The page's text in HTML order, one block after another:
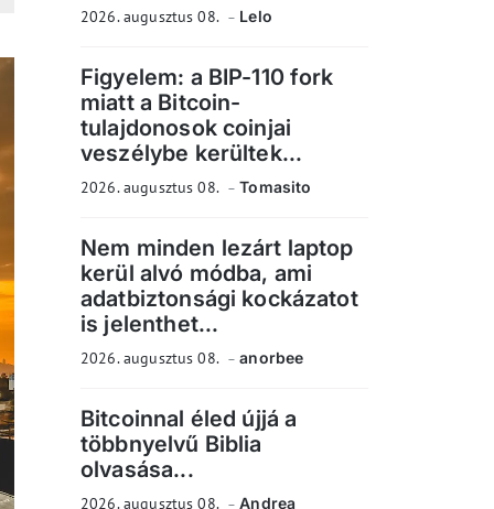
2026. augusztus 08. Lelo
Figyelem: a BIP-110 fork
miatt a Bitcoin-
tulajdonosok coinjai
veszélybe kerültek...
2026. augusztus 08. Tomasito
Nem minden lezárt laptop
kerül alvó módba, ami
adatbiztonsági kockázatot
is jelenthet...
2026. augusztus 08. anorbee
Bitcoinnal éled újjá a
többnyelvű Biblia
olvasása...
2026. augusztus 08. Andrea